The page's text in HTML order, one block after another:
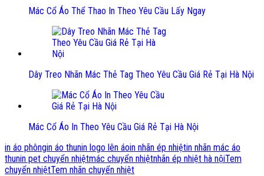
Mác Cổ Áo Thể Thao In Theo Yêu Cầu Lấy Ngay
Dây Treo Nhãn Mác Thẻ Tag Theo Yêu Cầu Giá Rẻ Tại Hà Nội
Mác Cổ Áo In Theo Yêu Cầu Giá Rẻ Tại Hà Nội
in áo phôngin áo thunin logo lên áoin nhãn ép nhiệtin nhãn mác áo
thunin pet chuyển nhiệtmác chuyển nhiệtnhãn ép nhiệt hà nộiTem
chuyển nhiệtTem nhãn chuyển nhiệt